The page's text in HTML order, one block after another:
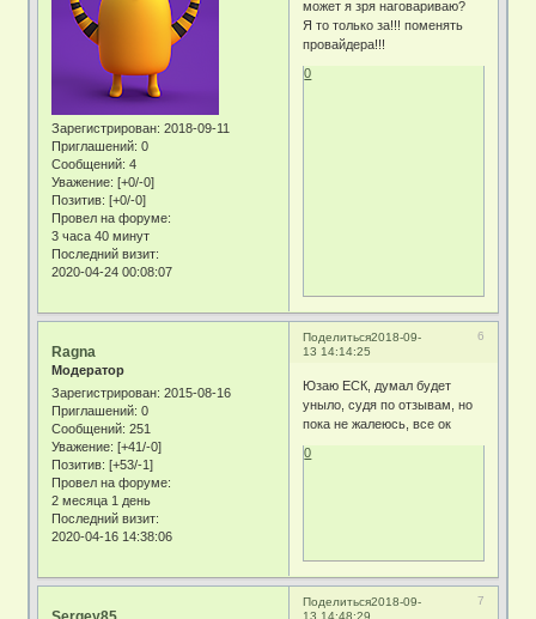
Зарегистрирован: 2018-09-11
Приглашений: 0
Сообщений: 4
Уважение: [+0/-0]
Позитив: [+0/-0]
Провел на форуме:
3 часа 40 минут
Последний визит:
2020-04-24 00:08:07
может я зря наговариваю?
Я то только за!!! поменять
провайдера!!!
0
Поделиться 6
2018-09-
13 14:14:25
Ragna
Модератор
Зарегистрирован: 2015-08-16
Приглашений: 0
Сообщений: 251
Уважение: [+41/-0]
Позитив: [+53/-1]
Провел на форуме:
2 месяца 1 день
Последний визит:
2020-04-16 14:38:06
Юзаю ЕСК, думал будет
уныло, судя по отзывам, но
пока не жалеюсь, все ок
0
Поделиться 7
2018-09-
13 14:48:29